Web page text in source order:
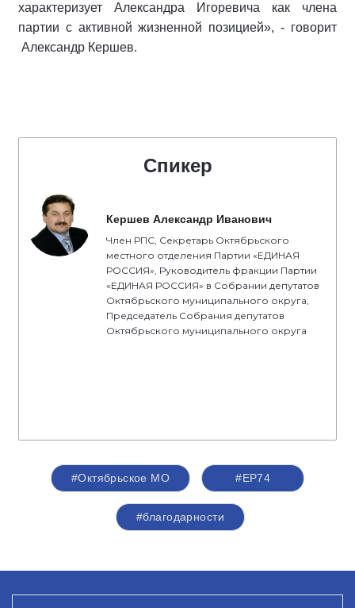
характеризует Александра Игоревича как члена
партии с активной жизненной позицией», - говорит
Александр Кершев.
Спикер
Кершев Александр Иванович
Член РПС, Секретарь Октябрьского
местного отделения Партии «ЕДИНАЯ
РОССИЯ», Руководитель фракции Партии
«ЕДИНАЯ РОССИЯ» в Собрании депутатов
Октябрьского муниципального округа,
Председатель Собрания депутатов
Октябрьского муниципального округа
#Октябрьское МО #ЕР74
#благодарности